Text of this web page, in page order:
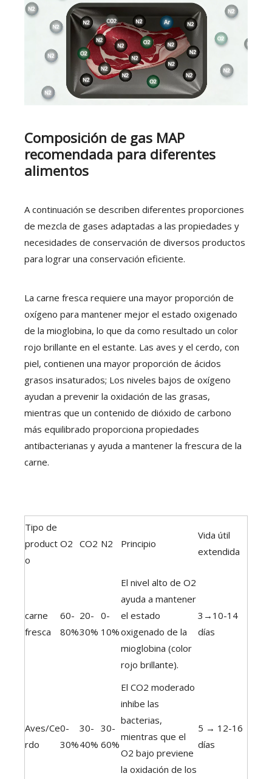
Composición de gas MAP
recomendada para diferentes
alimentos
A continuación se describen diferentes proporciones
de mezcla de gases adaptadas a las propiedades y
necesidades de conservación de diversos productos
para lograr una conservación eficiente.
La carne fresca requiere una mayor proporción de
oxígeno para mantener mejor el estado oxigenado
de la mioglobina, lo que da como resultado un color
rojo brillante en el estante. Las aves y el cerdo, con
piel, contienen una mayor proporción de ácidos
grasos insaturados; Los niveles bajos de oxígeno
ayudan a prevenir la oxidación de las grasas,
mientras que un contenido de dióxido de carbono
más equilibrado proporciona propiedades
antibacterianas y ayuda a mantener la frescura de la
carne.
Tipo de
product
o
O2 CO2 N2 Principio
Vida útil
extendida
carne
fresca
60-
80%
20-
30%
0-
10%
El nivel alto de O2
ayuda a mantener
el estado
oxigenado de la
mioglobina (color
rojo brillante).
3→10-14
días
Aves/Ce
rdo
0-
30%
30-
40%
30-
60%
El CO2 moderado
inhibe las
bacterias,
mientras que el
O2 bajo previene
la oxidación de los
5 → 12-16
días